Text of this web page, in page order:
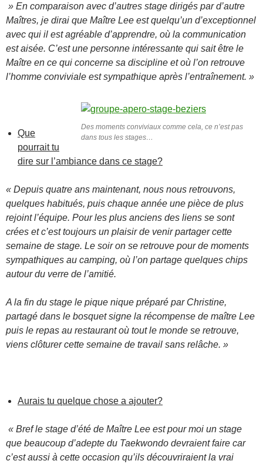
» En comparaison avec d’autres stage dirigés par d’autre
Maîtres, je dirai que Maître Lee est quelqu’un d’exceptionnel
avec qui il est agréable d’apprendre, où la communication
est aisée. C’est une personne intéressante qui sait être le
Maître en ce qui concerne sa discipline et où l’on retrouve
l’homme conviviale est sympathique après l’entraînement. »
Des moments conviviaux comme cela, ce n’est pas
dans tous les stages…
Que
pourrait tu
dire sur l’ambiance dans ce stage?
« Depuis quatre ans maintenant, nous nous retrouvons,
quelques habitués, puis chaque année une pièce de plus
rejoint l’équipe. Pour les plus anciens des liens se sont
crées et c’est toujours un plaisir de venir partager cette
semaine de stage. Le soir on se retrouve pour de moments
sympathiques au camping, où l’on partage quelques chips
autour du verre de l’amitié.
A la fin du stage le pique nique préparé par Christine,
partagé dans le bosquet signe la récompense de maître Lee
puis le repas au restaurant où tout le monde se retrouve,
viens clôturer cette semaine de travail sans relâche. »
Aurais tu quelque chose a ajouter?
« Bref le stage d’été de Maître Lee est pour moi un stage
que beaucoup d’adepte du Taekwondo devraient faire car
c’est aussi à cette occasion qu’ils découvriraient la vrai